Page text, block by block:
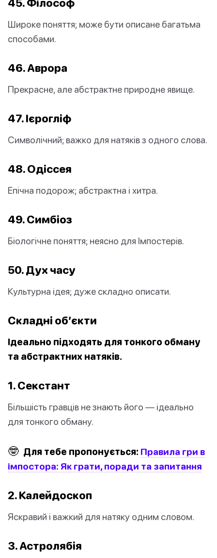
Широке поняття; може бути описане багатьма
способами.
46. Аврора
Прекрасне, але абстрактне природне явище.
47. Ієрогліф
Символічний; важко для натяків з одного слова.
48. Одіссея
Епічна подорож; абстрактна і хитра.
49. Симбіоз
Біологічне поняття; неясно для Імпостерів.
50. Дух часу
Культурна ідея; дуже складно описати.
Складні об’єкти
Ідеально підходять для тонкого обману
та абстрактних натяків.
1. Секстант
Більшість гравців не знають його — ідеально
для тонкого обману.
🤓 Для тебе пропонується: Правила гри в
імпостора: Як грати, поради та запитання
2. Калейдоскоп
Яскравий і важкий для натяку одним словом.
3. Астролябія